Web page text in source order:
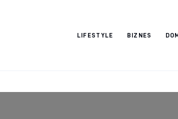
LIFESTYLE BIZNES
Vacation Dreams